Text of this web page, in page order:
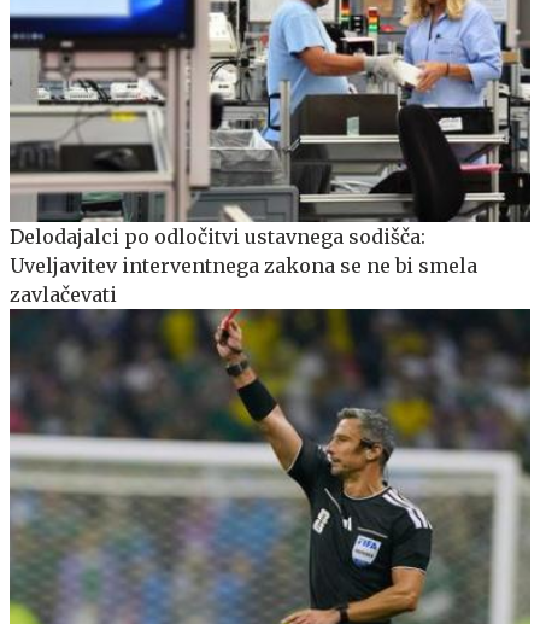
Delodajalci po odločitvi ustavnega sodišča:
Uveljavitev interventnega zakona se ne bi smela
zavlačevati